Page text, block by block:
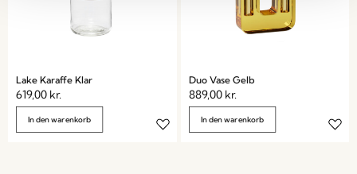
Lake Karaffe Klar
619,00 kr.
In den warenkorb
Duo Vase Gelb
889,00 kr.
In den warenkorb